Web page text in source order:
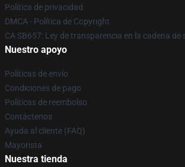
Política de privacidad
DMCA - Política de Copyright
CA SB657: Ley de transparencia en la cadena de
Nuestro apoyo
Políticas de envío
Condiciones de pago
Políticas de reembolso
Contáctenos
Ayuda al cliente (FAQ)
Mayorista
Nuestra tienda